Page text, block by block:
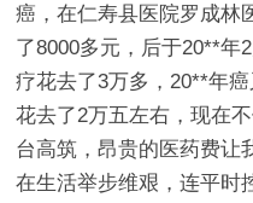
癌，在仁寿县医院罗成林
了8000多元，后于20**年
疗花去了3万多，20**年
花去了2万五左右，现在
台高筑，昂贵的医药费让
在生活举步维艰，连平时